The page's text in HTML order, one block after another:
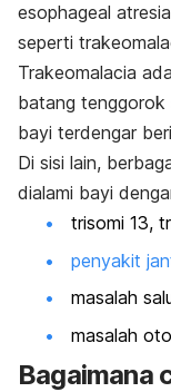
esophageal atresia
seperti
Trakeomalacia
batang tenggorok
bayi terdengar
Di sisi lain,
dialami bayi
trisomi 13,
penyakit
masalah
masalah
Bagaimana